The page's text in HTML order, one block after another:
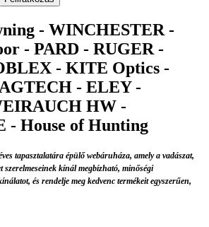
- WINCHESTER -
- PARD - RUGER -
- KITE Optics -
- ELEY -
HW -
- House of Hunting
tapasztalatára épülő webáruháza, amely a vadászat,
szerelmeseinek kínál megbízható, minőségi
és rendelje meg kedvenc termékeit egyszerűen,